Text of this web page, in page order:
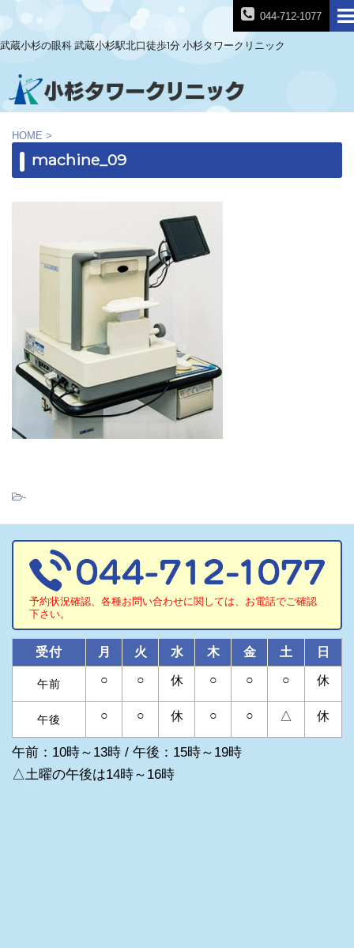
044-712-1077
武蔵小杉の眼科 武蔵小杉駅北口徒歩1分 小杉タワークリニック
HOME >
machine_09
-
予約状況確認、各種お問い合わせに関しては、お電話でご確認
下さい。
受付 月 火 水 木 金 土 日
午前 ○ ○ 休 ○ ○ ○ 休
午後 ○ ○ 休 ○ ○ △ 休
午前：10時～13時 / 午後：15時～19時
△土曜の午後は14時～16時